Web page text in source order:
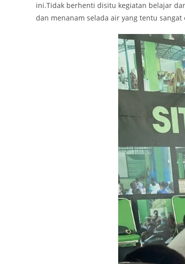
ini.Tidak berhenti disitu kegiatan belajar
dan menanam selada air yang tentu